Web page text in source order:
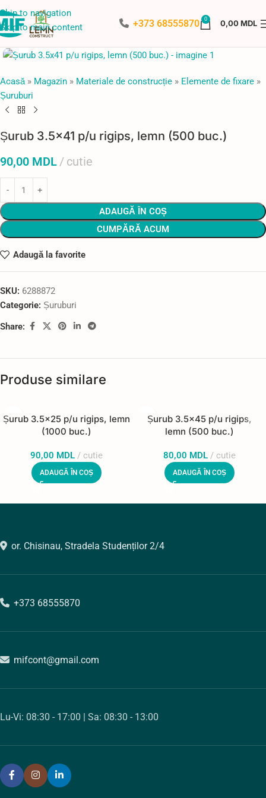
Skip to navigation
Skip to main content
+373 68555870 0 0,00MDL
Faceți click pentru a mări
Acasă» Magazin » Materiale de construcție » Elemente de fixare »
Șuruburi
Șurub 3.5×41 p/u rigips, lemn (500 buc.)
90,00 MDL cutie
ADAUGĂ ÎN COȘ
CUMPĂRĂ ACUM
Adaugă la favorite
SKU: 6288872
Categorie: Șuruburi
Share:
Produse similare
Șurub 3.5×25 p/u rigips, lemn
(1000 buc.)
90,00 MDL cutie
ADAUGĂ ÎN COȘ
Șurub 3.5×45 p/u rigips,
lemn (500 buc.)
80,00 MDL cutie
ADAUGĂ ÎN COȘ
or. Chisinau, Stradela Studenților 2/4
+373 68555870
mifcont@gmail.com
Lu-Vi: 08:30 - 17:00 | Sa: 08:30 - 13:00